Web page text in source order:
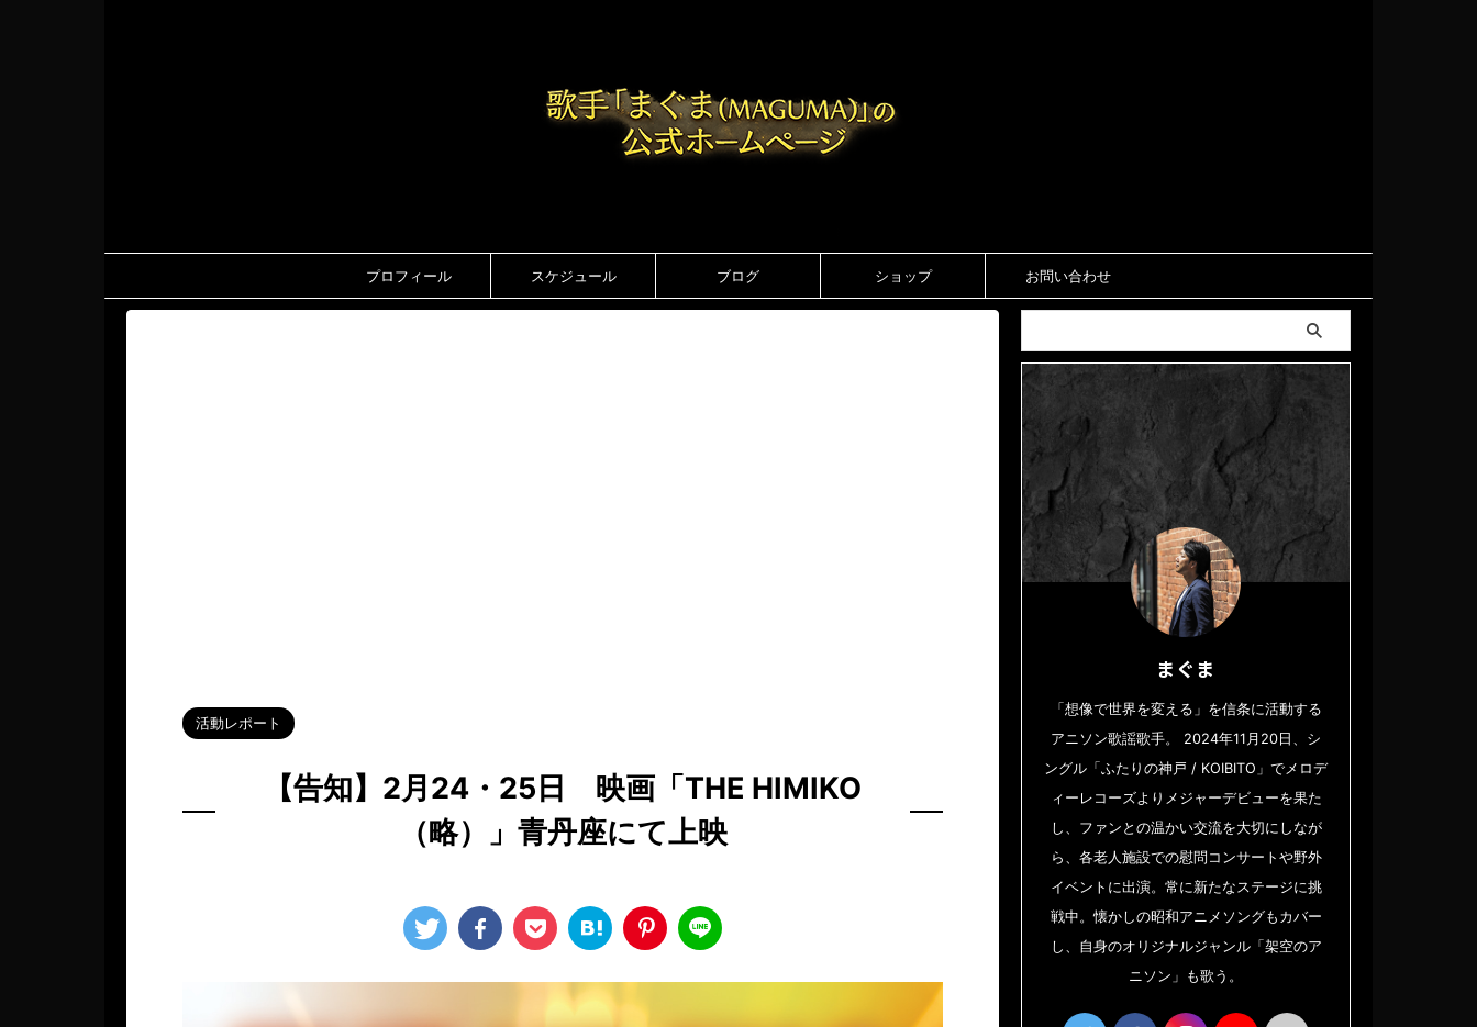
プロフィール スケジュール ブログ ショップ お問い合わせ
活動レポート
【告知】2月24・25日 映画「THE HIMIKO
（略）」青丹座にて上映
まぐま
「想像で世界を変える」を信条に活動する
アニソン歌謡歌手。 2024年11月20日、シ
ングル「ふたりの神戸 / KOIBITO」でメロデ
ィーレコーズよりメジャーデビューを果た
し、ファンとの温かい交流を大切にしなが
ら、各老人施設での慰問コンサートや野外
イベントに出演。常に新たなステージに挑
戦中。懐かしの昭和アニメソングもカバー
し、自身のオリジナルジャンル「架空のア
ニソン」も歌う。